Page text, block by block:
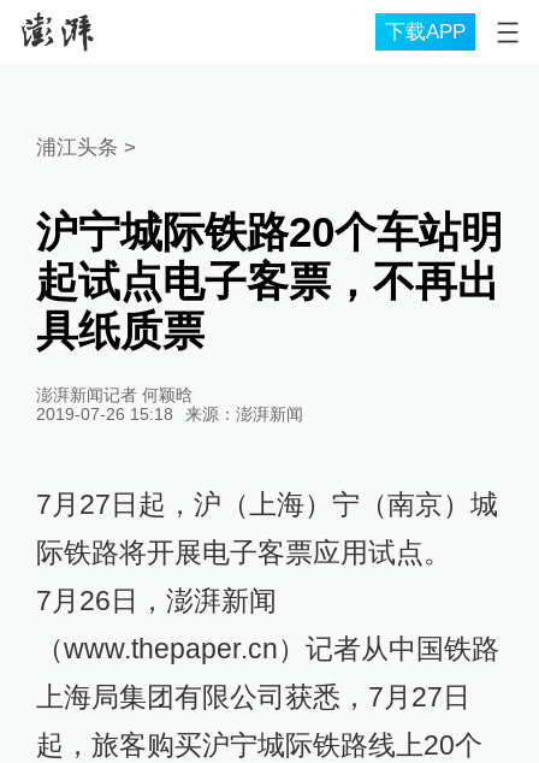
下载APP
浦江头条 >
沪宁城际铁路20个车站明
起试点电子客票，不再出
具纸质票
澎湃新闻记者 何颖晗
2019-07-26 15:18
来源： 澎湃新闻
7月27日起，沪（上海）宁（南京）城
际铁路将开展电子客票应用试点。
7月26日，澎湃新闻
（www.thepaper.cn）记者从中国铁路
上海局集团有限公司获悉，7月27日
起，旅客购买沪宁城际铁路线上20个